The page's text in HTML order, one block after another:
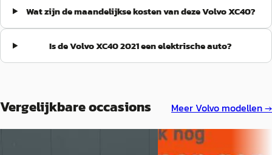
Wat zijn de maandelijkse kosten van deze Volvo XC40?
Is de Volvo XC40 2021 een elektrische auto?
Vergelijkbare occasions MeerVolvo modellen →
Volvo XC40